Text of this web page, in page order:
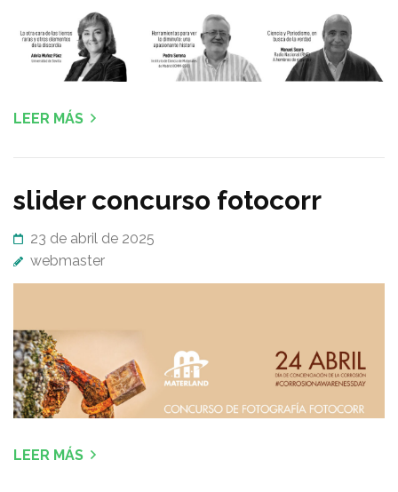
LEER MÁS
slider concurso fotocorr
23 de abril de 2025
webmaster
LEER MÁS